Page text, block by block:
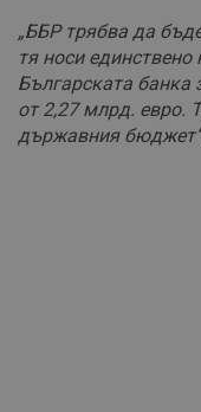
„ББР трябва да
тя носи
Българската банка
от 2,27 млрд. евро.
държавния бюджет“